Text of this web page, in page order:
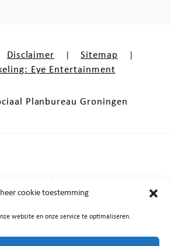
cookie toestemming
website en onze service te optimaliseren.
Disclaimer Sitemap
Eye Entertainment
Planbureau Groningen